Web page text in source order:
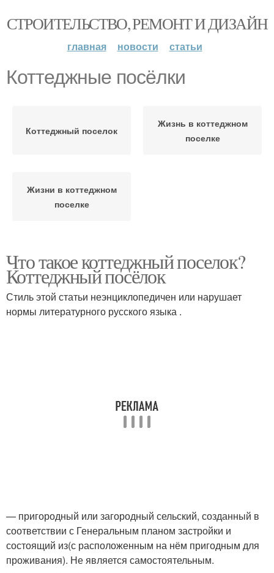
СТРОИТЕЛЬСТВО, РЕМОНТ И ДИЗАЙН
главная новости статьи
Коттеджные посёлки
Коттеджный поселок
Жизнь в коттеджном
поселке
Жизни в коттеджном
поселке
Что такое коттеджный поселок?
Коттеджный посёлок
Стиль этой статьи неэнциклопедичен или нарушает
нормы литературного русского языка .
— пригородный или загородный сельский, созданный в
соответствии с Генеральным планом застройки и
состоящий из(с расположенным на нём пригодным для
проживания). Не является самостоятельным.